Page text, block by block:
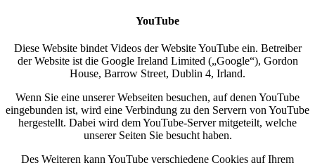
YouTube
Diese Website bindet Videos der Website YouTube ein. Betreiber
der Website ist die Google Ireland Limited („Google“), Gordon
House, Barrow Street, Dublin 4, Irland.
Wenn Sie eine unserer Webseiten besuchen, auf denen YouTube
eingebunden ist, wird eine Verbindung zu den Servern von YouTube
hergestellt. Dabei wird dem YouTube-Server mitgeteilt, welche
unserer Seiten Sie besucht haben.
Des Weiteren kann YouTube verschiedene Cookies auf Ihrem